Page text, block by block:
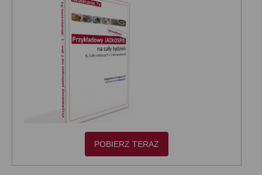
POBIERZ TERAZ